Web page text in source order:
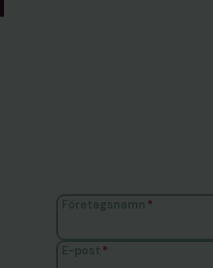
Företagsnamn *
E-post *